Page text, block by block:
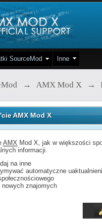
SourceMod Inne
→ AMX Mod X →
AMX Mod X
AMX Mod X, jak w większości
informacji.
na inne
automatyczne
nowych znajomych